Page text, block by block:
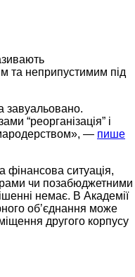
та неприпустимим під
завуальовано.
“реорганізація” і
мародерством», — пише
ситуація,
чи позабюджетними
немає. В Академії
обʼєднання може
другого корпусу